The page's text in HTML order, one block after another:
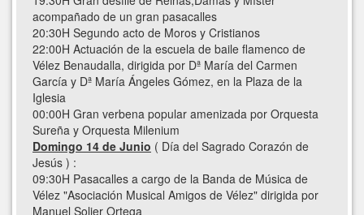
acompañado de un gran pasacalles
20:30H Segundo acto de Moros y Cristianos
22:00H Actuación de la escuela de baile flamenco de
Vélez Benaudalla, dirigida por Dª María del Carmen
García y Dª María Ángeles Gómez, en la Plaza de la
Iglesia
00:00H Gran verbena popular amenizada por Orquesta
Sureña y Orquesta Milenium
Domingo 14 de Junio ( Día del Sagrado Corazón de
Jesús ) :
09:30H Pasacalles a cargo de la Banda de Música de
Vélez "Asociación Musical Amigos de Vélez" dirigida por
Manuel Solier Ortega